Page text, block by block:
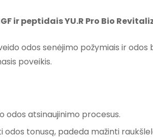
ir peptidais YU.R Pro Bio
odos senėjimo požymiais ir
poveikis.
odos atsinaujinimo procesus.
tonusą, padeda mažinti